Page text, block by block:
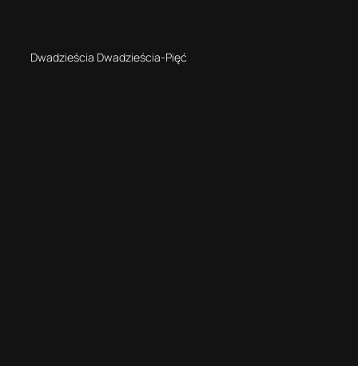
Dwadzieścia Dwadzieścia-Pięć